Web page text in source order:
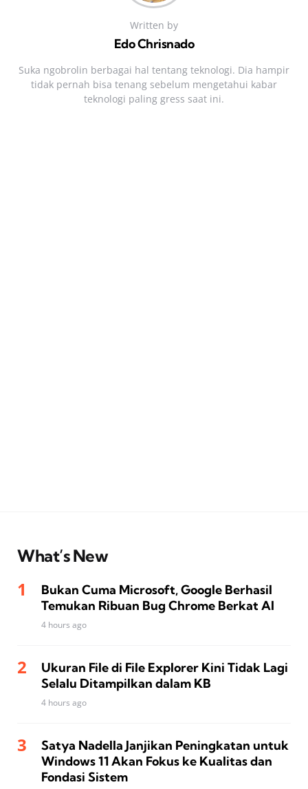
Written by
Edo Chrisnado
Suka ngobrolin berbagai hal tentang teknologi. Dia hampir
tidak pernah bisa tenang sebelum mengetahui kabar
teknologi paling gress saat ini.
What’s New
Bukan Cuma Microsoft, Google Berhasil
Temukan Ribuan Bug Chrome Berkat AI
4 hours ago
Ukuran File di File Explorer Kini Tidak Lagi
Selalu Ditampilkan dalam KB
4 hours ago
Satya Nadella Janjikan Peningkatan untuk
Windows 11 Akan Fokus ke Kualitas dan
Fondasi Sistem